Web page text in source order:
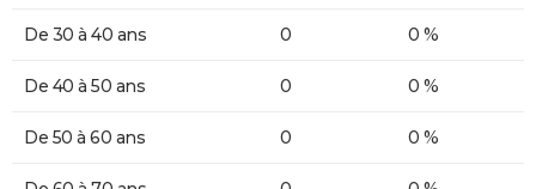
De 30 à 40 ans 0 0 %
De 40 à 50 ans 0 0 %
De 50 à 60 ans 0 0 %